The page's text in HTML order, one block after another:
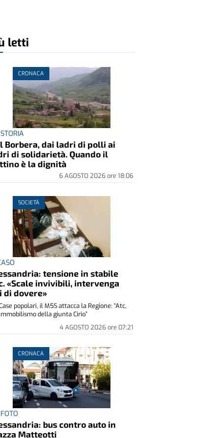
letti
CRONACA
Borbera, dai ladri di polli ai
di solidarietà. Quando il
è la dignità
6 AGOSTO 2026ore 18:06
SOCIETÀ
tensione in stabile
«Scale invivibili, intervenga
di dovere»
4 AGOSTO 2026ore 07:21
popolari, il M5S attacca la Regione: “Atc,
immobilismo della giunta Cirio”
CRONACA
bus contro auto in
Matteotti